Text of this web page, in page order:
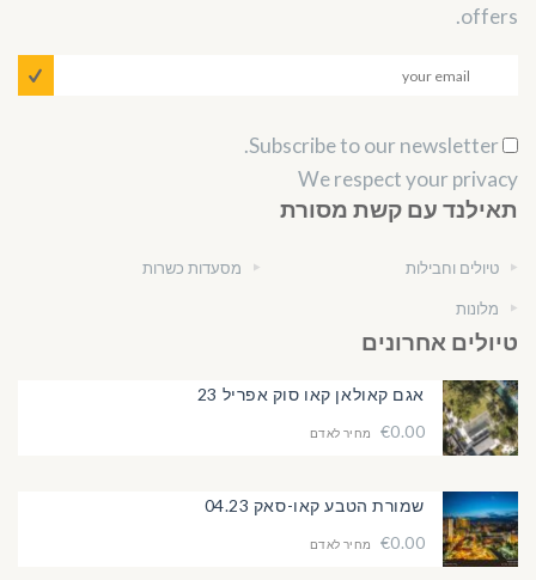
offers.
We respect your privacy
תאילנד עם קשת מסורת
טיולים וחבילות
מלונות
מסעדות כשרות
טיולים אחרונים
אגם קאולאן קאו סוק אפריל 23
€0.00
מחיר לאדם
שמורת הטבע קאו-סאק 04.23
€0.00
מחיר לאדם